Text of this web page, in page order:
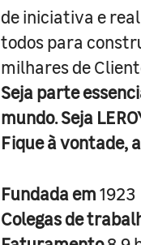
de iniciativa e
todos para
milhares de
Seja parte
mundo. Seja
Fique à vontade,
Fundada em1923
Colegas de